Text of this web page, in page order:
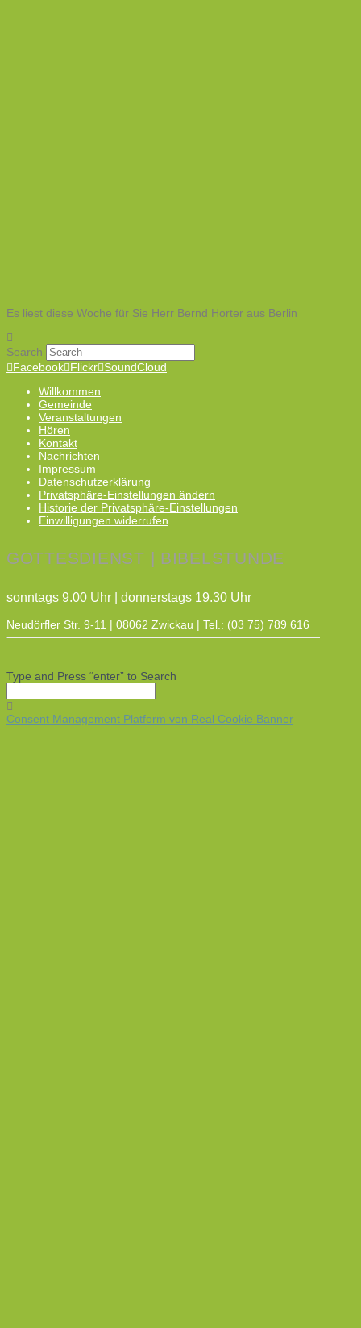
Es liest diese Woche für Sie Herr Bernd Horter aus Berlin
Search
Facebook Flickr SoundCloud
Willkommen
Gemeinde
Veranstaltungen
Hören
Kontakt
Nachrichten
Impressum
Datenschutzerklärung
Privatsphäre-Einstellungen ändern
Historie der Privatsphäre-Einstellungen
Einwilligungen widerrufen
GOTTESDIENST | BIBELSTUNDE
sonntags 9.00 Uhr | donnerstags 19.30 Uhr
Neudörfler Str. 9-11 | 08062 Zwickau | Tel.: (03 75) 789 616
Type and Press “enter” to Search
Consent Management Platform von Real Cookie Banner